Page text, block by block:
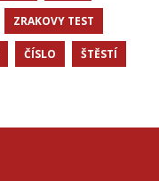
ZRAKOVY TEST
ČÍSLO ŠTĚSTÍ